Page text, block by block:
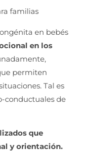
familias
en bebés
en los
permiten
Tal es
conductuales de
que
y orientación.